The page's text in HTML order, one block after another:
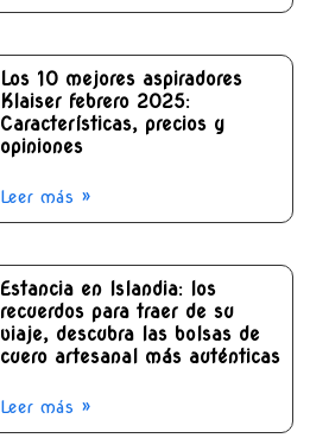
Los 10 mejores aspiradores
Klaiser febrero 2025:
Características, precios y
opiniones
Leer más »
Estancia en Islandia: los
recuerdos para traer de su
viaje, descubra las bolsas de
cuero artesanal más auténticas
Leer más »